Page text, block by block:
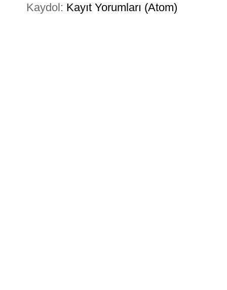
Kaydol: Kayıt Yorumları (Atom)